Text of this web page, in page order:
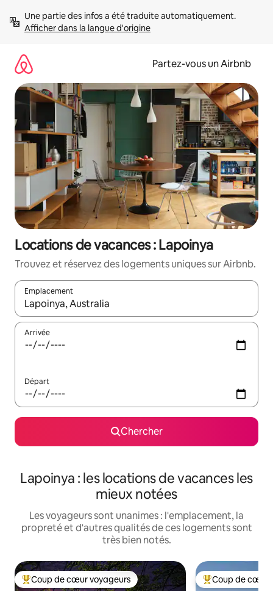
directement
Afficher dans la langue d'origine
Partez-vous un Airbnb
Locations de vacances : Lapoinya
Trouvez et réservez des logements uniques sur Airbnb.
Emplacement
Quand les résultats sont affichés, parcourez-les en utilisant
Arrivée
Départ
Chercher
Lapoinya : les locations de vacances les
mieux notées
Les voyageurs sont unanimes : l'emplacement, la
propreté et d'autres qualités de ces logements sont
très bien notés.
Coup de cœur voyageurs parmi les plus aimés
Coup de cœur voyageurs Coup de cœur
Coup de cœur